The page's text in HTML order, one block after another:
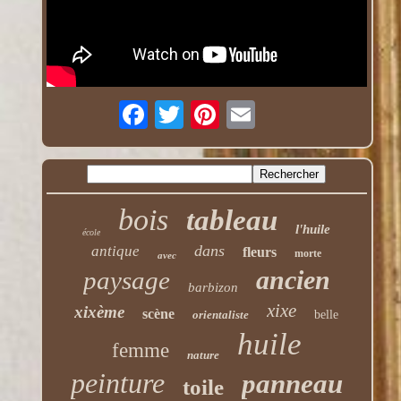
école bois tableau l'huile
antique avec dans fleurs morte
paysage barbizon ancien
xixème scène orientaliste xixe belle
femme nature huile
peinture toile panneau